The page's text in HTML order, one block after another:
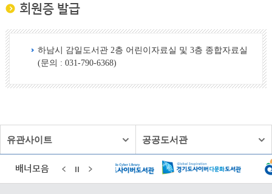
회원증 발급
하남시 감일도서관 2층 어린이자료실 및 3층 종합자료실
(문의 : 031-790-6368)
유관사이트 공공도서관
배너모음